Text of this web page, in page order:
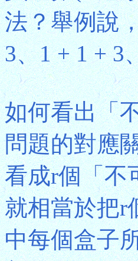
法？舉例說
3、1 + 1 + 3
如何看出「
問題的對應
看成r個「不
就相當於把r
中每個盒子